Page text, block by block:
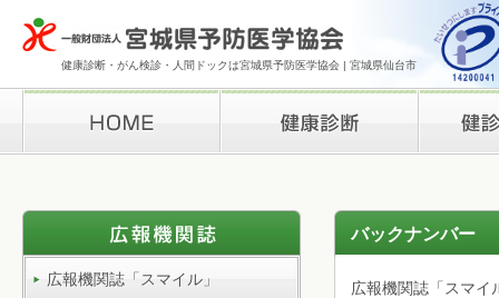
健康診断・がん検診・人間ドックは宮城県予防医学協会 | 宮城県仙台市
バックナンバー
広報機関誌「スマイ
広報機関誌「スマイル」